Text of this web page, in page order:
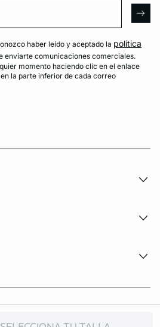
haber leído y aceptado la política
enviarte comunicaciones comerciales.
momento haciendo clic en el enlace
la parte inferior de cada correo